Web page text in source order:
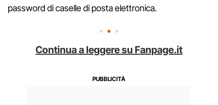
password di caselle di posta elettronica.
Continua a leggere su Fanpage.it